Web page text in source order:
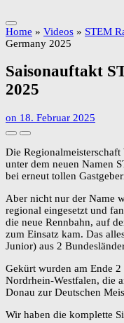
Home » Videos » STEM
Germany 2025
Saisonauftakt
2025
on 18. Februar 2025
Die Regionalmeisterschaft
unter dem neuen Namen
bei erneut tollen
Aber nicht nur der Name
regional eingesetzt und
die neue Rennbahn, auf
zum Einsatz kam. Das
Junior) aus 2
Gekürt wurden am Ende 2
Nordrhein-Westfalen, die
Donau zur Deutschen
Wir haben die komplette